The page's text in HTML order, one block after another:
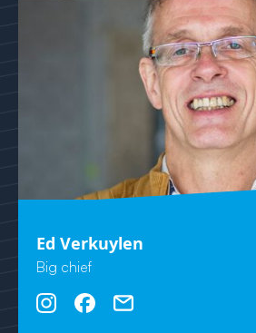
Ed Verkuylen
Big chief